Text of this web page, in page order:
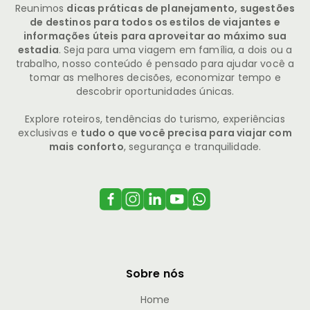
Reunimos dicas práticas de planejamento, sugestões
de destinos para todos os estilos de viajantes e
informações úteis para aproveitar ao máximo sua
estadia. Seja para uma viagem em família, a dois ou a
trabalho, nosso conteúdo é pensado para ajudar você a
tomar as melhores decisões, economizar tempo e
descobrir oportunidades únicas.
Explore roteiros, tendências do turismo, experiências
exclusivas e tudo o que você precisa para viajar com
mais conforto, segurança e tranquilidade.
Sobre nós
Home